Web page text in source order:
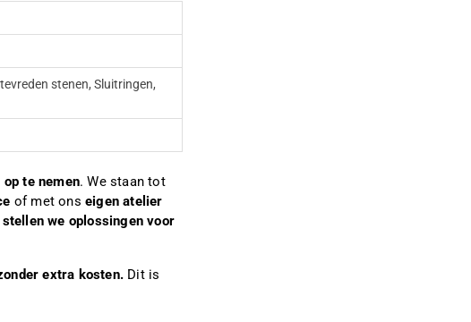
stenen, Sluitringen,
te nemen. We staan tot
of met onseigen atelier
we oplossingen voor
extra kosten. Dit is